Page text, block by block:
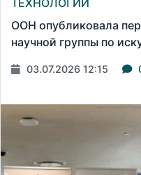
ООН опубликовала
научной группы по
03.07.2026 12:15